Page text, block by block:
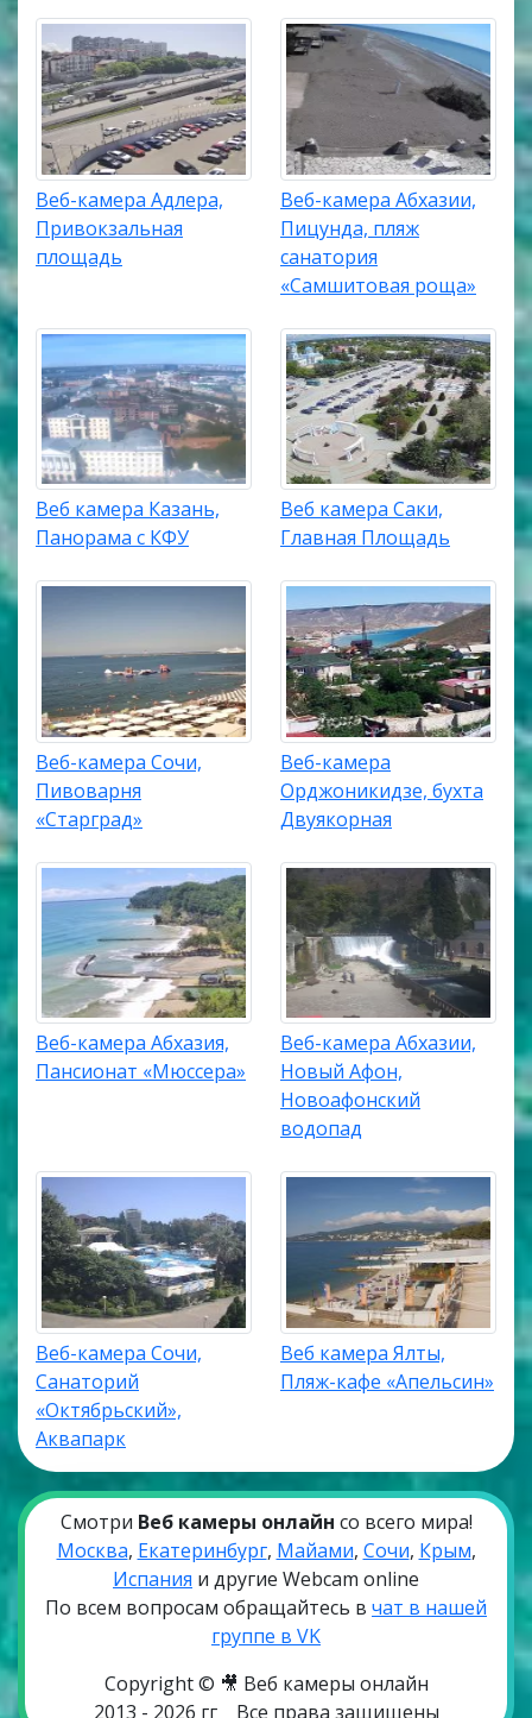
Веб-камера Адлера,
Привокзальная
площадь
Веб-камера Абхазии,
Пицунда, пляж
санатория
«Самшитовая роща»
Веб камера Казань,
Панорама с КФУ
Веб камера Саки,
Главная Площадь
Веб-камера Сочи,
Пивоварня
«Старград»
Веб-камера
Орджоникидзе, бухта
Двуякорная
Веб-камера Абхазия,
Пансионат «Мюссера»
Веб-камера Абхазии,
Новый Афон,
Новоафонский
водопад
Веб-камера Сочи,
Санаторий
«Октябрьский»,
Аквапарк
Веб камера Ялты,
Пляж-кафе «Апельсин»
Смотри Веб камеры онлайн со всего мира!
Москва, Екатеринбург, Майами, Сочи, Крым,
Испания и другие Webcam online
По всем вопросам обращайтесь в чат в нашей
группе в VK
Copyright © 🎥 Веб камеры онлайн
2013 - 2026 гг
Все права защищены